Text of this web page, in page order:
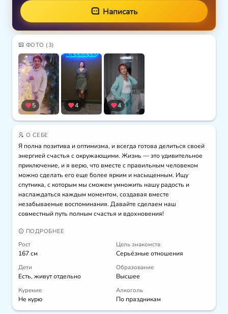
Написать
ФОТО (3)
5 4 4
О СЕБЕ
Я полна позитива и оптимизма, и всегда готова делиться своей
энергией счастья с окружающими. Жизнь — это удивительное
приключение, и я верю, что вместе с правильным человеком
можно сделать его еще более ярким и насыщенным. Ищу
спутника, с которым мы сможем умножить нашу радость и
наслаждаться каждым моментом, создавая вместе
незабываемые воспоминания. Давайте сделаем наш
совместный путь полным счастья и вдохновения!
ПОДРОБНЕЕ
Рост
167 см
Цель знакомств
Серьёзные отношения
Дети
Есть, живут отдельно
Образование
Высшее
Курение
Не курю
Алкоголь
По праздникам